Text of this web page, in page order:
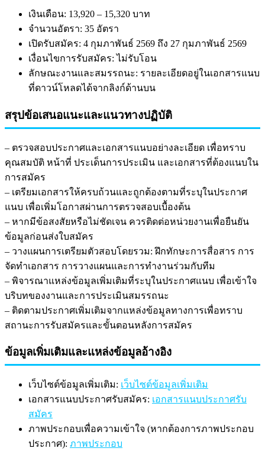
เงินเดือน: 13,920 – 15,320 บาท
จำนวนอัตรา: 35 อัตรา
เปิดรับสมัคร: 4 กุมภาพันธ์ 2569 ถึง 27 กุมภาพันธ์ 2569
เงื่อนไขการรับสมัคร: ไม่รับโอน
ลักษณะงานและสมรรถนะ: รายละเอียดอยู่ในเอกสารแนบ
ที่ดาวน์โหลดได้จากลิงก์ด้านบน
สรุปข้อเสนอแนะและแนวทางปฏิบัติ
– ตรวจสอบประกาศและเอกสารแนบอย่างละเอียด เพื่อทราบ
คุณสมบัติ หน้าที่ ประเด็นการประเมิน และเอกสารที่ต้องแนบใน
การสมัคร
– เตรียมเอกสารให้ครบถ้วนและถูกต้องตามที่ระบุในประกาศ
แนบ เพื่อเพิ่มโอกาสผ่านการตรวจสอบเบื้องต้น
– หากมีข้อสงสัยหรือไม่ชัดเจน ควรติดต่อหน่วยงานเพื่อยืนยัน
ข้อมูลก่อนส่งใบสมัคร
– วางแผนการเตรียมตัวสอบโดยรวม: ฝึกทักษะการสื่อสาร การ
จัดทำเอกสาร การวางแผนและการทำงานร่วมกับทีม
– พิจารณาแหล่งข้อมูลเพิ่มเติมที่ระบุในประกาศแนบ เพื่อเข้าใจ
บริบทของงานและการประเมินสมรรถนะ
– ติดตามประกาศเพิ่มเติมจากแหล่งข้อมูลทางการเพื่อทราบ
สถานะการรับสมัครและขั้นตอนหลังการสมัคร
ข้อมูลเพิ่มเติมและแหล่งข้อมูลอ้างอิง
เว็บไซต์ข้อมูลเพิ่มเติม: เว็บไซต์ข้อมูลเพิ่มเติม
เอกสารแนบประกาศรับสมัคร: เอกสารแนบประกาศรับ
สมัคร
ภาพประกอบเพื่อความเข้าใจ (หากต้องการภาพประกอบ
ประกาศ): ภาพประกอบ